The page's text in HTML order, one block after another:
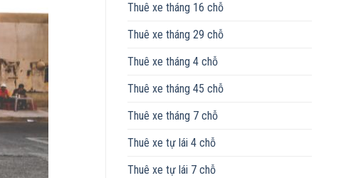
Thuê xe tháng 16 chỗ
Thuê xe tháng 29 chỗ
Thuê xe tháng 4 chỗ
Thuê xe tháng 45 chỗ
Thuê xe tháng 7 chỗ
Thuê xe tự lái 4 chỗ
Thuê xe tự lái 7 chỗ